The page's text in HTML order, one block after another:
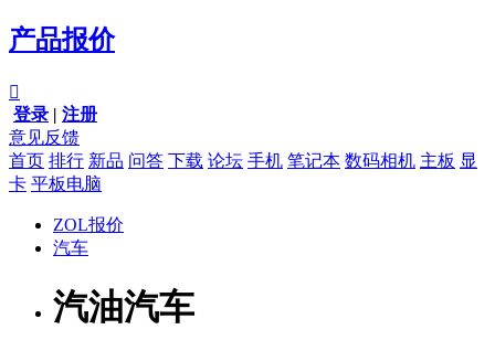
产品报价

登录 | 注册
意见反馈
首页 排行 新品 问答 下载 论坛 手机 笔记本 数码相机 主板 显
卡 平板电脑
ZOL报价
汽车
汽油汽车